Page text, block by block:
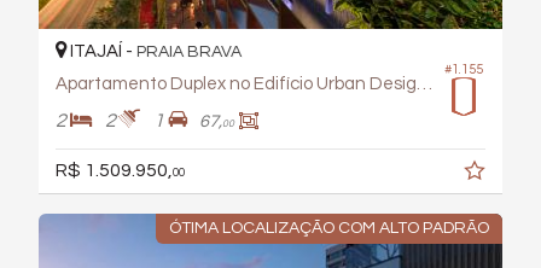
#1.155
ITAJAÍ - PRAIA BRAVA
2 2 1 67,00
R$ 1.509.950,00
ÓTIMA LOCALIZAÇÃO COM ALTO PADRÃO